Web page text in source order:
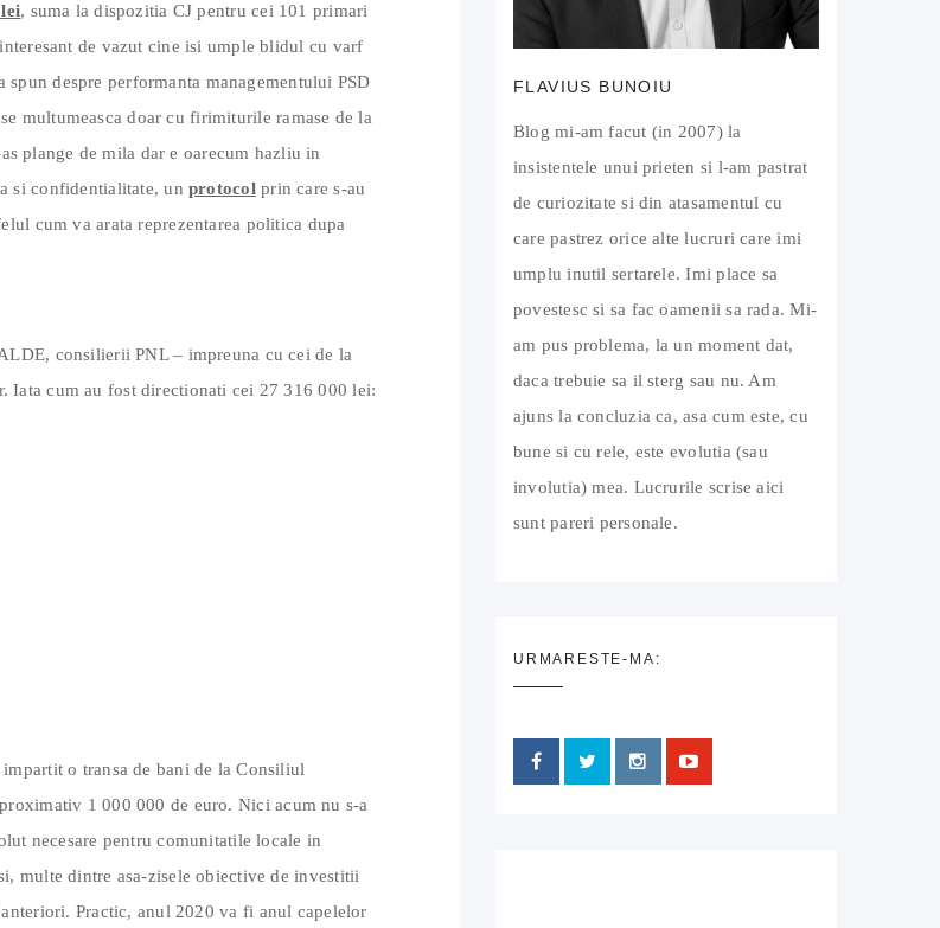
, suma la dispozitia CJ pentru cei 101 primari
de vazut cine isi umple blidul cu varf
despre performanta managementului PSD
multumeasca doar cu firimiturile ramase de la
plange de mila dar e oarecum hazliu in
si confidentialitate, unprotocolprin care s-au
cum va arata reprezentarea politica dupa
consilierii PNL – impreuna cu cei de la
Iata cum au fost directionati cei 27 316 000 lei:
o transa de bani de la Consiliul
1 000 000 de euro. Nici acum nu s-a
necesare pentru comunitatile locale in
multe dintre asa-zisele obiective de investitii
Practic, anul 2020 va fi anul capelelor
FLAVIUS BUNOIU
Blog mi-am facut (in 2007) la
insistentele unui prieten si l-am pastrat
de curiozitate si din atasamentul cu
care pastrez orice alte lucruri care imi
umplu inutil sertarele. Imi place sa
povestesc si sa fac oamenii sa rada. Mi-
am pus problema, la un moment dat,
daca trebuie sa il sterg sau nu. Am
ajuns la concluzia ca, asa cum este, cu
bune si cu rele, este evolutia (sau
involutia) mea. Lucrurile scrise aici
sunt pareri personale.
URMARESTE-MA: